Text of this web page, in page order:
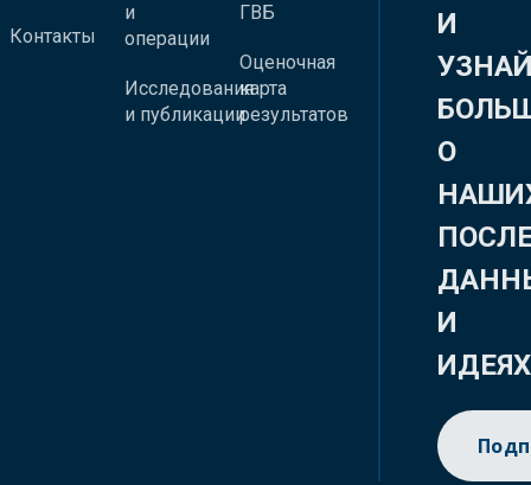
Контакты
и
операции
Исследования
и публикации
ГВБ
Оценочная
карта
результатов
И
О
И
ИДЕЯХ